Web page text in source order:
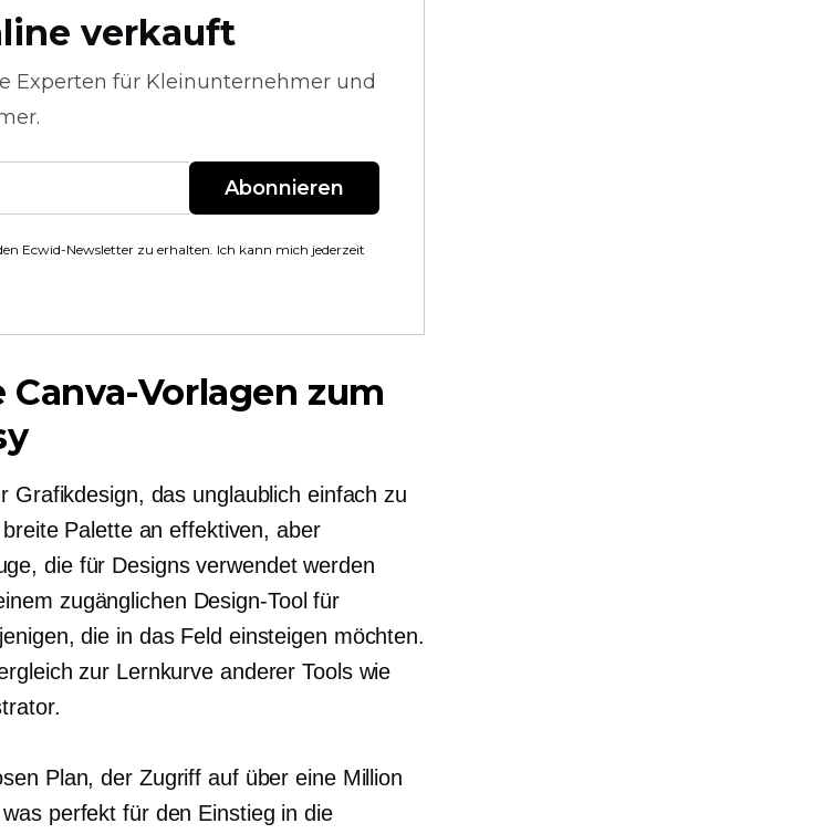
verkauft
Experten für Kleinunternehmer und
Abonnieren
Ecwid-Newsletter zu erhalten. Ich kann mich jederzeit
Canva-Vorlagen zum
Grafikdesign, das unglaublich einfach zu
Palette an effektiven, aber
die für Designs verwendet werden
zugänglichen Design-Tool für
die in das Feld einsteigen möchten.
zur Lernkurve anderer Tools wie
Plan, der Zugriff auf über eine Million
perfekt für den Einstieg in die